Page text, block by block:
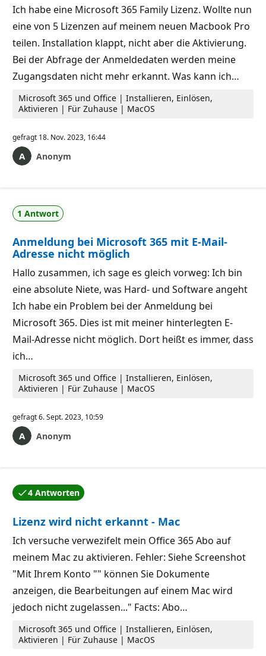
Ich habe eine Microsoft 365 Family Lizenz. Wollte nun
eine von 5 Lizenzen auf meinem neuen Macbook Pro
teilen. Installation klappt, nicht aber die Aktivierung.
Bei der Abfrage der Anmeldedaten werden meine
Zugangsdaten nicht mehr erkannt. Was kann ich…
Microsoft 365 und Office | Installieren, Einlösen,
Aktivieren | Für Zuhause | MacOS
gefragt 18. Nov. 2023, 16:44
Anonym
1 Antwort
Anmeldung bei Microsoft 365 mit E-Mail-
Adresse nicht möglich
Hallo zusammen, ich sage es gleich vorweg: Ich bin
eine absolute Niete, was Hard- und Software angeht
Ich habe ein Problem bei der Anmeldung bei
Microsoft 365. Dies ist mit meiner hinterlegten E-
Mail-Adresse nicht möglich. Dort heißt es immer, dass
ich…
Microsoft 365 und Office | Installieren, Einlösen,
Aktivieren | Für Zuhause | MacOS
gefragt6. Sept. 2023, 10:59
Anonym
4 Antworten
Eine der Antworten wurde vom Autor der Frage
Lizenz wird nicht erkannt - Mac
Ich versuche verwezifelt mein Office 365 Abo auf
meinem Mac zu aktivieren. Fehler: Siehe Screenshot
"Mit Ihrem Konto "" können Sie Dokumente
anzeigen, die Bearbeitungen auf einem Mac wird
jedoch nicht zugelassen..." Facts: Abo…
Microsoft 365 und Office | Installieren, Einlösen,
Aktivieren | Für Zuhause | MacOS